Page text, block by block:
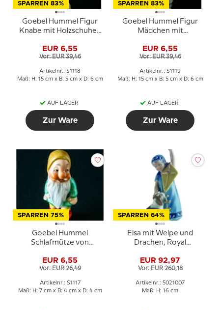
SPARREN 83%
Goebel Hummel Figur
Knabe mit Holzschuhen
EUR 6,55
Vor: EUR 39,46
Artikelnr.: S1118
Maß: H: 15 cm x B: 5 cm x D: 6 cm
AUF LAGER
Zur Ware
SPARREN 83%
Goebel Hummel Figur
Mädchen mit
Pagfeldt
EUR 6,55
Vor: EUR 39,46
Artikelnr.: S1119
Maß: H: 15 cm x B: 5 cm x D: 6 cm
AUF LAGER
Zur Ware
SPARREN 75%
Goebel Hummel
Schlafmütze von
sieben Zwerge
EUR 6,55
Vor: EUR 26,49
Artikelnr.: S1117
Maß: H: 7 cm x B: 4 cm x D: 4 cm
SPARREN 64%
Elsa mit Welpe und
Drachen, Royal
007
EUR 92,97
Vor: EUR 260,18
Artikelnr.: 5021007
Maß: H: 16 cm